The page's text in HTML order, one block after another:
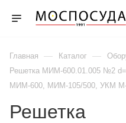
Главная — Каталог —
Решетка МИМ-600.01.005 №2
МИМ-600, МИМ-105/500, УКМ М-
Решетка